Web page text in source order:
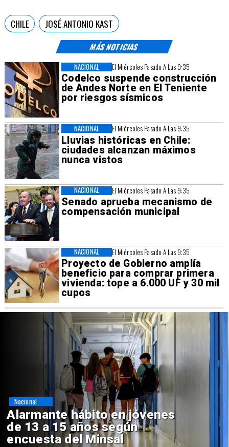
MÁS NOTICIAS
El Miércoles Pasado A Las 9:35
Codelco suspende construcción
de Andes Norte en El Teniente
por riesgos sísmicos
NACIONAL
El Miércoles Pasado A Las 9:35
Lluvias históricas en Chile:
ciudades alcanzan máximos
nunca vistos
NACIONAL
El Miércoles Pasado A Las 9:35
Senado aprueba mecanismo de
compensación municipal
NACIONAL
El Miércoles Pasado A Las 9:35
Proyecto de Gobierno amplía
beneficio para comprar primera
vivienda: tope a 6.000 UF y 30 mil
cupos
NACIONAL
CHILE JOSÉ ANTONIO KAST
Aprueban creación del Parque
Sebastián Piñera con inversión
de $4 mil millones
Regiones